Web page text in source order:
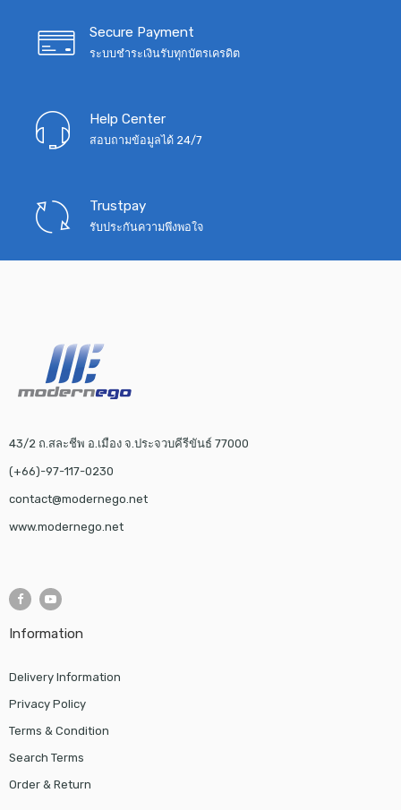
Secure Payment
ระบบชำระเงินรับทุกบัตรเครดิต
Help Center
สอบถามข้อมูลได้ 24/7
Trustpay
รับประกันความพึงพอใจ
43/2 ถ.สละชีพ อ.เมือง จ.ประจวบคีรีขันธ์ 77000
(+66)-97-117-0230
contact@modernego.net
www.modernego.net
Information
Delivery Information
Privacy Policy
Terms & Condition
Search Terms
Order & Return